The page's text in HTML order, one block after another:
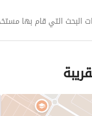
التي قام بها مستخدمي